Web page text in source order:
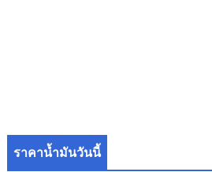
ราคาน้ำมันวันนี้